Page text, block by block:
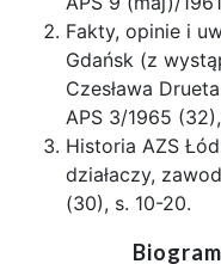
Fakty, opinie i
Gdańsk (z
Czesława
APS 3/1965
Historia AZS
działaczy,
(30), s. 10-20.